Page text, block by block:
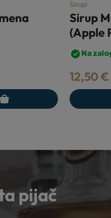
pita
Sirupi
Sirup
Na
12,00€
pijač